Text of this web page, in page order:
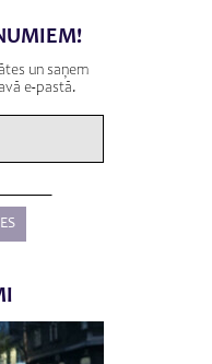
un saņem
e-pastā.